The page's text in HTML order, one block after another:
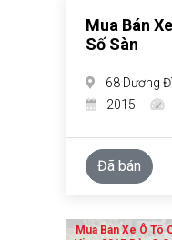
Mua Bán Xe
Số Sàn
68 Dương
2015
Đã bán
Mua Bán Xe Ô Tô